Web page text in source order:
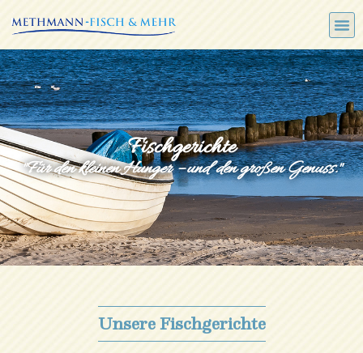
Fischgerichte
"Für den kleinen Hunger – und den großen Genuss."
Unsere Fischgerichte